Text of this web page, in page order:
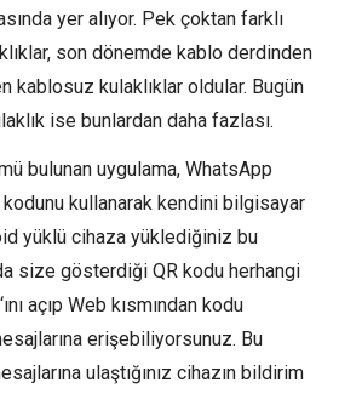
yer alıyor. Pek çoktan farklı
son dönemde kablo derdinden
kablosuz kulaklıklar oldular. Bugün
ise bunlardan daha fazlası.
bulunan uygulama, WhatsApp
kullanarak kendini bilgisayar
yüklü cihaza yüklediğiniz bu
size gösterdiği QR kodu herhangi
‘ını açıp Web kısmından kodu
erişebiliyorsunuz. Bu
ulaştığınız cihazın bildirim